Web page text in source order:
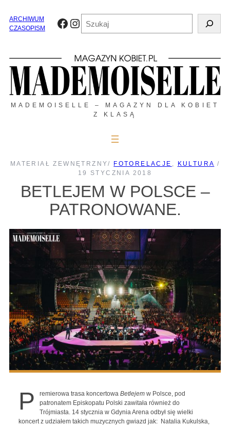
treściARCHIWUM
CZASOPISM
Facebook
Instagram
MADEMOISELLE – MAGAZYN DLA KOBIET
Z KLASĄ
MATERIAŁ ZEWNĘTRZNY/ FOTORELACJE , KULTURA /
19 STYCZNIA 2018
BETLEJEM W POLSCE –
PATRONOWANE.
P remierowa trasa koncertowaBetlejem w Polsce, pod
patronatem Episkopatu Polski zawitała również do
Trójmiasta. 14 stycznia w Gdynia Arena odbył się wielki
koncert z udziałem takich muzycznych gwiazd jak: Natalia Kukulska,